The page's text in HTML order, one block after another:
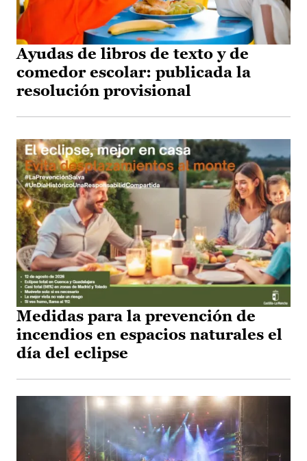
Ayudas de libros de texto y de
comedor escolar: publicada la
resolución provisional
Medidas para la prevención de
incendios en espacios naturales el
día del eclipse